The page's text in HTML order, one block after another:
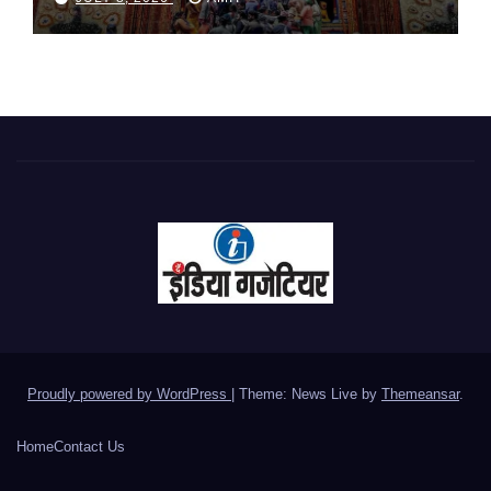
Proudly powered by WordPress | Theme: News Live by Themeansar.
HomeContact Us